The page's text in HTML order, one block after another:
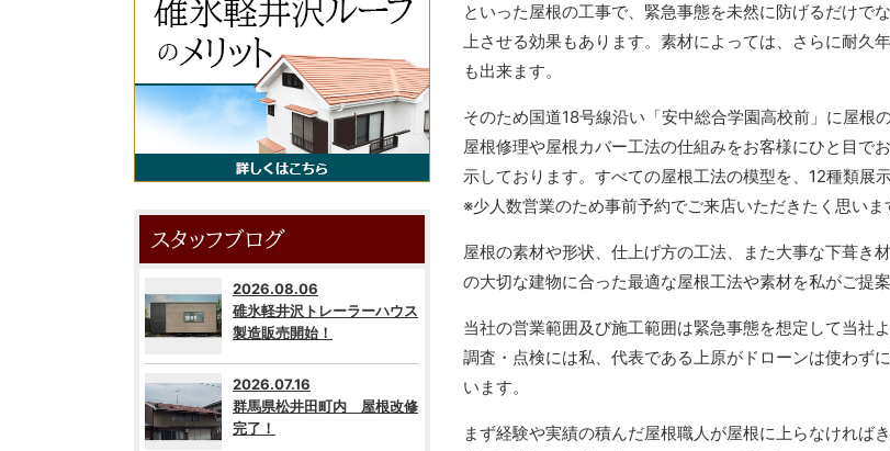
といった屋根の工事で、緊急事態を未然に防げるだけで
上させる効果もあります。素材によっては、さらに耐久
も出来ます。
そのため国道18号線沿い「安中総合学園高校前」に屋根
屋根修理や屋根カバー工法の仕組みをお客様にひと目で
示しております。すべての屋根工法の模型を、12種類展
※少人数営業のため事前予約でご来店いただきたく思いま
屋根の素材や形状、仕上げ方の工法、また大事な下葺き
の大切な建物に合った最適な屋根工法や素材を私がご提
当社の営業範囲及び施工範囲は緊急事態を想定して当社
調査・点検には私、代表である上原がドローンは使わず
います。
まず経験や実績の積んだ屋根職人が屋根に上らなければ
スタッフブログ
2026.08.06
碓氷軽井沢トレーラーハウス
製造販売開始！
2026.07.16
群馬県松井田町内 屋根改修
完了！